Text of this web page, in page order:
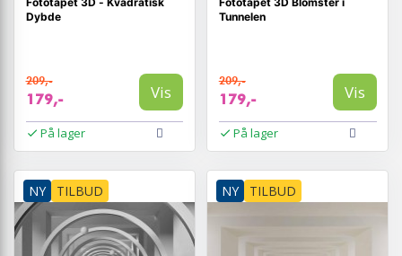
Dybde
209,-
179,- Vis
På lager
Tunnelen
209,-
179,- Vis
På lager
NY TILBUD NY TILBUD